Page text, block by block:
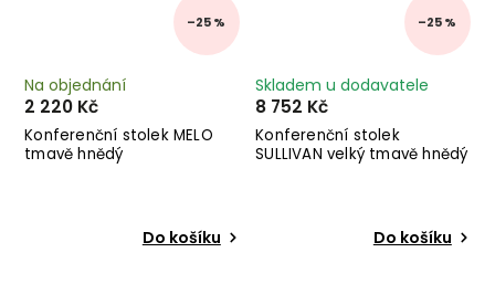
–25 %
Konferenční stolek MELO
tmavě hnědý
Na objednání
2 220 Kč
Do košíku
–25 %
Konferenční stolek
SULLIVAN velký tmavě hnědý
Skladem u dodavatele
8 752 Kč
Do košíku